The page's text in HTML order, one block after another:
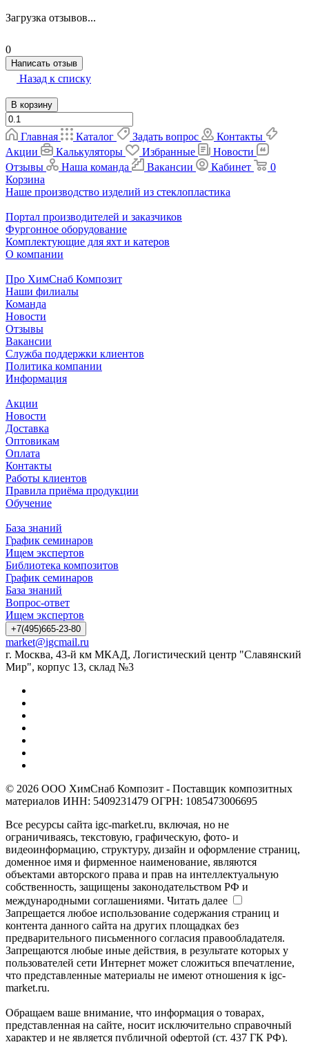
Загрузка отзывов...
0
Написать отзыв
Назад к списку
В корзину
Главная Каталог Задать вопрос
Контакты
Акции
Калькуляторы Избранные
Новости
Отзывы
Наша команда Вакансии Кабинет
0
Корзина
Наше производство изделий из стеклопластика
Портал производителей и заказчиков
Фургонное оборудование
Комплектующие для яхт и катеров
О компании
Про ХимСнаб Композит
Наши филиалы
Команда
Новости
Отзывы
Вакансии
Служба поддержки клиентов
Политика компании
Информация
Акции
Новости
Доставка
Оптовикам
Оплата
Контакты
Работы клиентов
Правила приёма продукции
Обучение
База знаний
График семинаров
Ищем экспертов
Библиотека композитов
График семинаров
База знаний
Вопрос-ответ
Ищем экспертов
+7(495)665-23-80
market@igcmail.ru
г. Москва, 43-й км МКАД, Логистический центр "Славянский
Мир", корпус 13, склад №3
© 2026 ООО ХимСнаб Композит - Поставщик композитных
материалов ИНН: 5409231479 ОГРН: 1085473006695
Все ресурсы сайта igc-market.ru, включая, но не
ограничиваясь, текстовую, графическую, фото- и
видеоинформацию, структуру, дизайн и оформление страниц,
доменное имя и фирменное наименование, являются
объектами авторского права и прав на интеллектуальную
собственность, защищены законодательством РФ и
международными соглашениями. Читать далее
Запрещается любое использование содержания страниц и
контента данного сайта на других площадках без
предварительного письменного согласия правообладателя.
Запрещаются любые иные действия, в результате которых у
пользователей сети Интернет может сложиться впечатление,
что представленные материалы не имеют отношения к igc-
market.ru.
Обращаем ваше внимание, что информация о товарах,
представленная на сайте, носит исключительно справочный
характер и не является публичной офертой (ст. 437 ГК РФ).